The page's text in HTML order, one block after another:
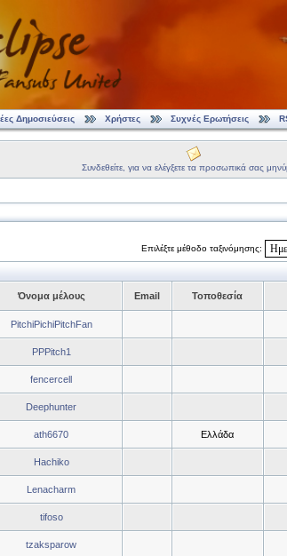
Δημοσιεύσεις Χρήστες Συχνές Ερωτήσεις
Συνδεθείτε, για να ελέγξετε τα προσωπικά σας
Επιλέξτε μέθοδο ταξινόμησης:
Όνομα μέλους Email Τοποθεσία
PitchiPichiPitchFan
PPPitch1
fencercell
Deephunter
ath6670 Ελλάδα
Hachiko
Lenacharm
tifoso
tzaksparow